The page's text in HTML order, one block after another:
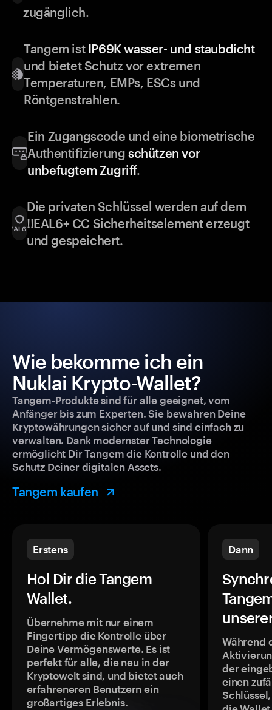
zugänglich.
Tangem ist IP69K wasser- und staubdicht
und bietet Schutz vor extremen
Temperaturen, EMPs, ESCs und
Röntgenstrahlen.
Ein Zugangscode und eine biometrische
Authentifizierung schützen vor
unbefugtem Zugriff.
Die privaten Schlüssel werden auf dem
!!EAL6+ CC Sicherheitselement erzeugt
und gespeichert.
Wie bekomme ich ein
Nuklai Krypto-Wallet?
Tangem-Produkte sind für alle geeignet, vom
Anfänger bis zum Experten. Sie bewahren Deine
Kryptowährungen sicher auf und sind einfach zu
verwalten. Dank modernster Technologie
ermöglicht Dir Tangem die Kontrolle und den
Schutz Deiner digitalen Assets.
Tangem kaufen
Erstens
Hol Dir die Tangem
Wallet.
Übernehme mit nur einem
Fingertipp die Kontrolle über
Deine Vermögenswerte. Es ist
perfekt für alle, die neu in der
Kryptowelt sind, und bietet auch
erfahreneren Benutzern ein
großartiges Erlebnis.
Dann
Während
der
einen